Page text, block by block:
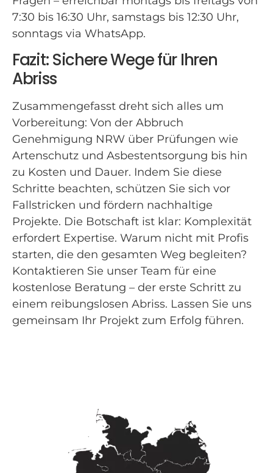
7:30 bis 16:30 Uhr, samstags bis 12:30 Uhr,
sonntags via WhatsApp.
Fazit: Sichere Wege für Ihren
Abriss
Zusammengefasst dreht sich alles um
Vorbereitung: Von der Abbruch
Genehmigung NRW über Prüfungen wie
Artenschutz und Asbestentsorgung bis hin
zu Kosten und Dauer. Indem Sie diese
Schritte beachten, schützen Sie sich vor
Fallstricken und fördern nachhaltige
Projekte. Die Botschaft ist klar: Komplexität
erfordert Expertise. Warum nicht mit Profis
starten, die den gesamten Weg begleiten?
Kontaktieren Sie unser Team für eine
kostenlose Beratung – der erste Schritt zu
einem reibungslosen Abriss. Lassen Sie uns
gemeinsam Ihr Projekt zum Erfolg führen.